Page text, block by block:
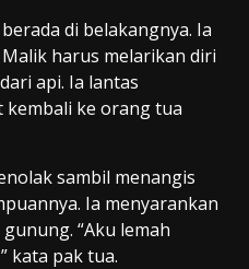
di belakangnya. Ia
harus melarikan diri
api. Ia lantas
ke orang tua
sambil menangis
Ia menyarankan
“Aku lemah
kata pak tua.